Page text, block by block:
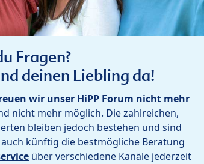
Fragen?
deinen Liebling da!
wir unser HiPP Forum nicht mehr
nicht mehr möglich. Die zahlreichen,
bleiben jedoch bestehen und sind
künftig die bestmögliche Beratung
über verschiedene Kanäle jederzeit